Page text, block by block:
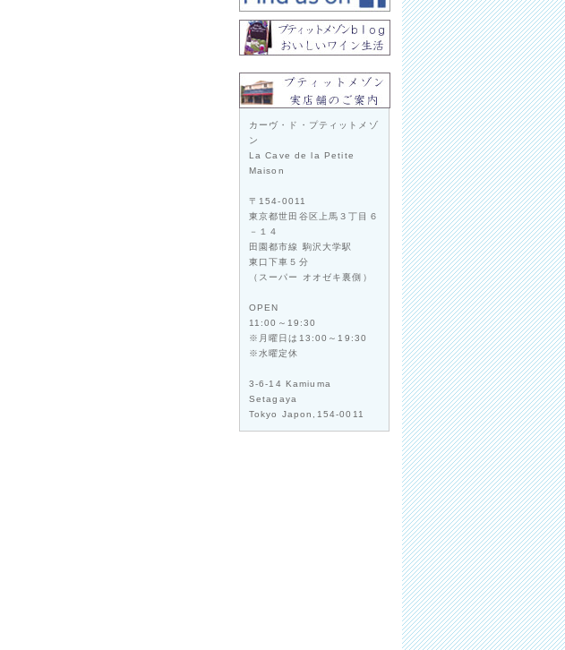
カーヴ・ド・プティットメゾ
ン
La Cave de la Petite
Maison
〒154-0011
東京都世田谷区上馬３丁目６
－１４
田園都市線 駒沢大学駅
東口下車５分
（スーパー オオゼキ裏側）
OPEN
11:00～19:30
※月曜日は13:00～19:30
※水曜定休
3-6-14 Kamiuma
Setagaya
Tokyo Japon,154-0011